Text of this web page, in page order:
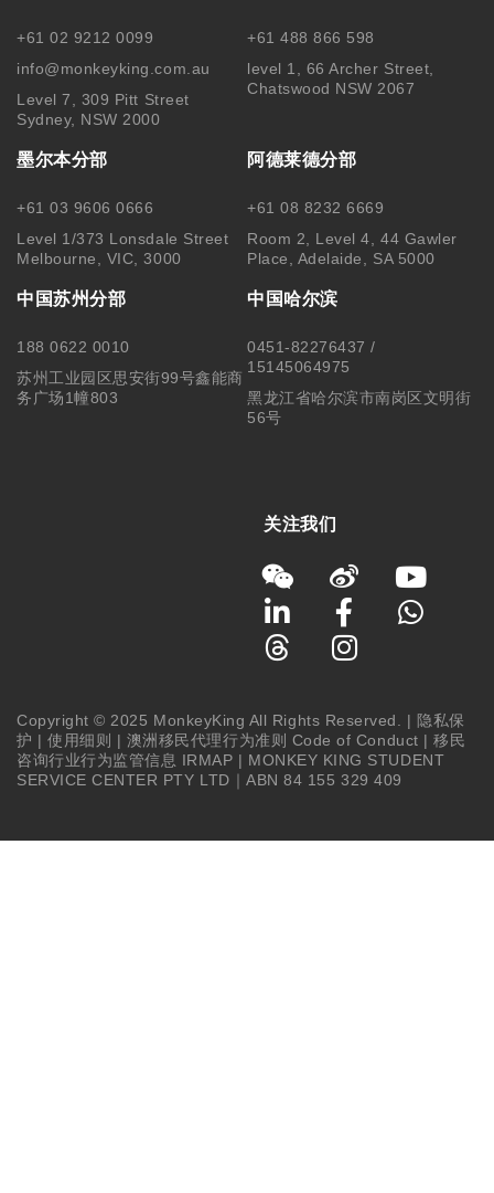
+61 02 9212 0099
info@monkeyking.com.au
Level 7, 309 Pitt Street
Sydney, NSW 2000
+61 488 866 598
level 1, 66 Archer Street,
Chatswood NSW 2067
墨尔本分部
+61 03 9606 0666
Level 1/373 Lonsdale Street
Melbourne, VIC, 3000
阿德莱德分部
+61 08 8232 6669
Room 2, Level 4, 44 Gawler
Place, Adelaide, SA 5000
中国苏州分部
188 0622 0010
苏州工业园区思安街99号鑫能商
务广场1幢803
中国哈尔滨
0451-82276437 /
15145064975
黑龙江省哈尔滨市南岗区文明街
56号
关注我们
Copyright © 2025 MonkeyKing All Rights Reserved. | 隐私保
护 |使用细则 | 澳洲移民代理行为准则 Code of Conduct |移民
咨询行业行为监管信息 IRMAP | MONKEY KING STUDENT
SERVICE CENTER PTY LTD｜ABN 84 155 329 409